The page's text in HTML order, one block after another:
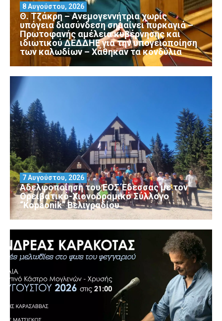
Θ. Τζάκρη – Ανεμογεννήτρια χωρίς
υπόγεια διασύνδεση σημαίνει πυρκαγιά –
Πρωτοφανής αμέλεια κυβέρνησης και
ιδιωτικού ΔΕΔΔΗΕ για την υπογειοποίηση
των καλωδίων – Χάθηκαν τα κονδύλια
8 Αυγούστου, 2026
Αδελφοποίηση του ΕΟΣ Έδεσσας με τον
Ορειβατικό-Χιονοδρομικό Σύλλογο
“Kopaonik” Βελιγραδίου
7 Αυγούστου, 2026